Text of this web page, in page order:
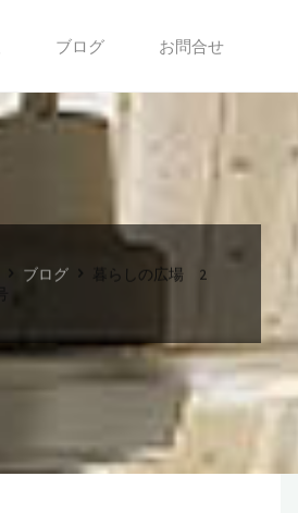
ブログ お問合せ
ホ ブログ
暮らしの広場 2